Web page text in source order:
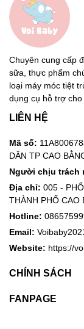
Chuyên cung cấp
sữa, thực phẩm
loại máy móc tiệt
dụng cụ hỗ trợ
LIÊN HỆ
Mã số:
DÂN TP CAO
Người chịu trách
Địa chỉ: 005 -
THÀNH PHỐ CAO
Hotline:
Email:
Website: https://
CHÍNH SÁCH
FANPAGE